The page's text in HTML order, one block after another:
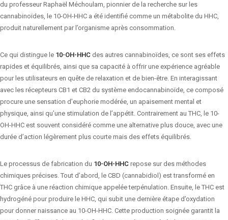
du professeur Raphaël Méchoulam, pionnier de la recherche sur les
cannabinoïdes, le 10-OH-HHC a été identifié comme un métabolite du HHC,
produit naturellement par l’organisme après consommation.
Ce qui distingue le 10-OH-HHC des autres cannabinoïdes, ce sont ses effets
rapides et équilibrés, ainsi que sa capacité à offrir une expérience agréable
pour les utilisateurs en quête de relaxation et de bien-être. En interagissant
avec les récepteurs CB1 et CB2 du système endocannabinoïde, ce composé
procure une sensation d’euphorie modérée, un apaisement mental et
physique, ainsi qu’une stimulation de l’appétit. Contrairement au THC, le 10-
OH-HHC est souvent considéré comme une alternative plus douce, avec une
durée d’action légèrement plus courte mais des effets équilibrés.
Le processus de fabrication du 10-OH-HHC repose sur des méthodes
chimiques précises. Tout d’abord, le CBD (cannabidiol) est transformé en
THC grâce à une réaction chimique appelée terpénulation. Ensuite, le THC est
hydrogéné pour produire le HHC, qui subit une dernière étape d’oxydation
pour donner naissance au 10-OH-HHC. Cette production soignée garantit la